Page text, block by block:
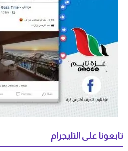
تابعونا على التليجرام